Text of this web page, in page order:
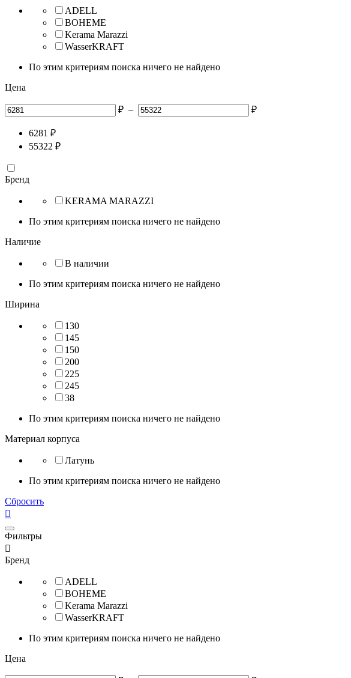
ADELL
BOHEME
Kerama Marazzi
WasserKRAFT
По этим критериям поиска ничего не найдено
Цена
₽ – ₽
6281 ₽
55322 ₽
Бренд
KERAMA MARAZZI
По этим критериям поиска ничего не найдено
Наличие
В наличии
По этим критериям поиска ничего не найдено
Ширина
130
145
150
200
225
245
38
По этим критериям поиска ничего не найдено
Материал корпуса
Латунь
По этим критериям поиска ничего не найдено
Сбросить

Фильтры

Бренд
ADELL
BOHEME
Kerama Marazzi
WasserKRAFT
По этим критериям поиска ничего не найдено
Цена